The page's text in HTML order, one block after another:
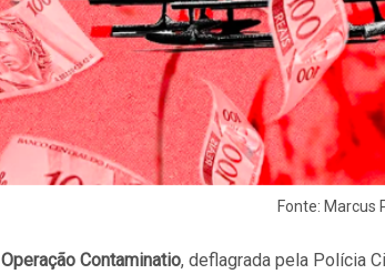
Fonte: Marcus
Operação Contaminatio, deflagrada pela Polícia